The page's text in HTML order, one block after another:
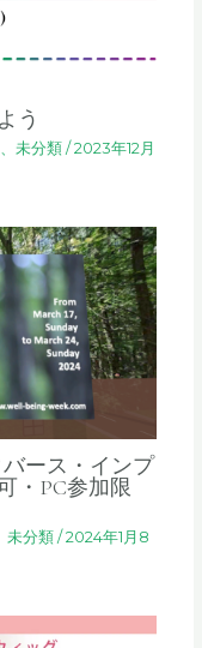
う
未分類/ 2023年12月
ース・インプ
・PC参加限
未分類/ 2024年1月8